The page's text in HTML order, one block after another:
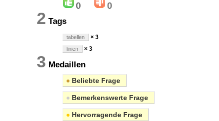
0 0
2 Tags
tabellen × 3
linien × 3
3 Medaillen
● Beliebte Frage
● Bemerkenswerte Frage
● Hervorragende Frage